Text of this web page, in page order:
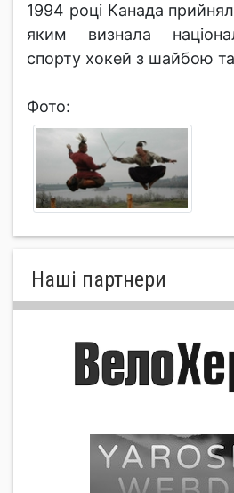
1994 році Канада
яким визнала
спорту хокей з шайбою
Фото:
Нашi партнери